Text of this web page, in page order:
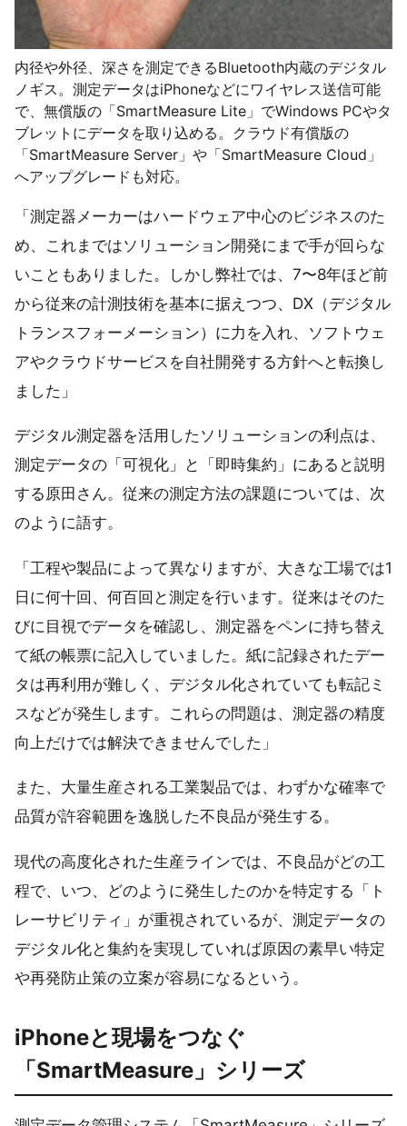
内径や外径、深さを測定できるBluetooth内蔵のデジタル
ノギス。測定データはiPhoneなどにワイヤレス送信可能
で、無償版の「SmartMeasure Lite」でWindows PCやタ
ブレットにデータを取り込める。クラウド有償版の
「SmartMeasure Server」や「SmartMeasure Cloud」
へアップグレードも対応。
「測定器メーカーはハードウェア中心のビジネスのた
め、これまではソリューション開発にまで手が回らな
いこともありました。しかし弊社では、7〜8年ほど前
から従来の計測技術を基本に据えつつ、DX（デジタル
トランスフォーメーション）に力を入れ、ソフトウェ
アやクラウドサービスを自社開発する方針へと転換し
ました」
デジタル測定器を活用したソリューションの利点は、
測定データの「可視化」と「即時集約」にあると説明
する原田さん。従来の測定方法の課題については、次
のように語す。
「工程や製品によって異なりますが、大きな工場では1
日に何十回、何百回と測定を行います。従来はそのた
びに目視でデータを確認し、測定器をペンに持ち替え
て紙の帳票に記入していました。紙に記録されたデー
タは再利用が難しく、デジタル化されていても転記ミ
スなどが発生します。これらの問題は、測定器の精度
向上だけでは解決できませんでした」
また、大量生産される工業製品では、わずかな確率で
品質が許容範囲を逸脱した不良品が発生する。
現代の高度化された生産ラインでは、不良品がどの工
程で、いつ、どのように発生したのかを特定する「ト
レーサビリティ」が重視されているが、測定データの
デジタル化と集約を実現していれば原因の素早い特定
や再発防止策の立案が容易になるという。
iPhoneと現場をつなぐ
「SmartMeasure」シリーズ